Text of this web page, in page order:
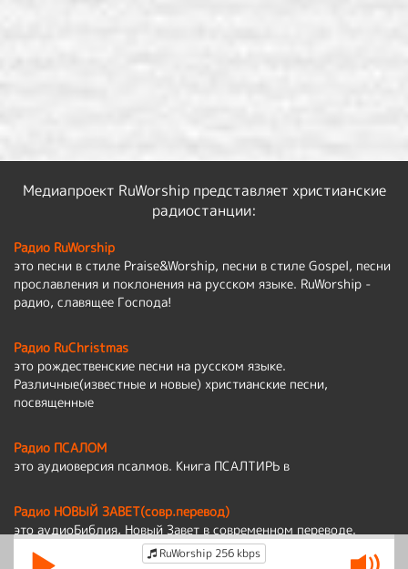
Медиапроект RuWorship представляет христианские
радиостанции:
Радио RuWorship
это песни в стиле Praise&Worship, песни в стиле Gospel, песни
прославления и поклонения на русском языке. RuWorship -
радио, славящее Господа!
Радио RuChristmas
это рождественские песни на русском языке.
Различные(известные и новые) христианские песни,
посвященные
Радио ПСАЛОМ
это аудиоверсия псалмов. Книга ПСАЛТИРЬ в
Радио НОВЫЙ ЗАВЕТ(совр.перевод)
это аудиоБиблия, Новый Завет в современном переводе.
RuWorship 256 kbps